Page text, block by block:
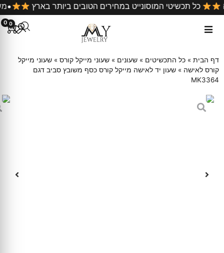
קניה כל תכשיטי המוסונייט במחירים הטובים ביותר בארץ
0 0
דף הבית » כל התכשיטים » שעונים » שעוני מייקל קורס » שעוני מייקל
קורס לאישה » שעון יד לאישה מייקל קורס כסף משובץ סביב דגם
MK3364